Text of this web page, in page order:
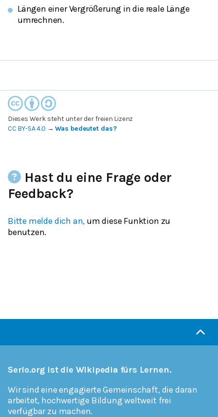
Längen einer Vergrößerung in die reale Länge
umrechnen.
Dieses Werk steht unter der freien Lizenz
CC BY-SA 4.0 →Was bedeutet das?
Hast du eine Frage oder
Feedback?
Bitte melde dich an, um diese Funktion zu
benutzen.
Serlo.org ist die Wikipedia fürs Lernen.
Wir sind eine engagierte Gemeinschaft, die daran
arbeitet, hochwertige Bildung weltweit frei
verfügbar zu machen.